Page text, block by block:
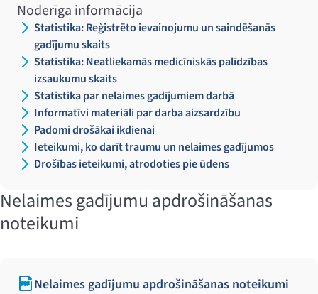
Noderīga informācija
Statistika: Reģistrēto ievainojumu un saindēšanās
gadījumu skaits
Statistika: Neatliekamās medicīniskās palīdzības
izsaukumu skaits
Statistika par nelaimes gadījumiem darbā
Informatīvi materiāli par darba aizsardzību
Padomi drošākai ikdienai
Ieteikumi, ko darīt traumu un nelaimes gadījumos
Drošības ieteikumi, atrodoties pie ūdens
Nelaimes gadījumu apdrošināšanas
noteikumi
Nelaimes gadījumu apdrošināšanas noteikumi